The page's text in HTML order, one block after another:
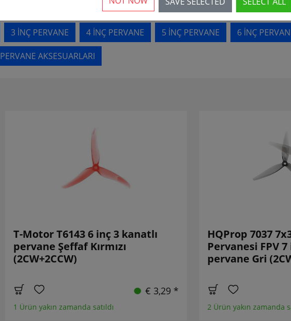
3 INÇ PERVANE 4 INÇ PERVANE 5 INÇ PERVANE 6 INÇ
PERVANE AKSESUARLARI
T-Motor T6143 6 inç 3 kanatlı
pervane Şeffaf Kırmızı
(2CW+2CCW)
€ 3,29 *
1 Ürün yakın zamanda satıldı
HQProp 7037
Pervanesi FPV
pervane Gri
2 Ürün yakın zamanda